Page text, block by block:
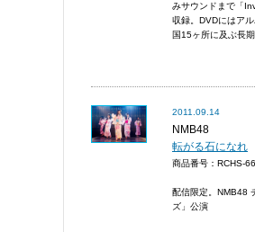
みサウンドまで「
収録。DVDにはア
国15ヶ所に及ぶ長
2011.09.14
NMB48
転がる石になれ
商品番号：RCHS-
配信限定。NMB48
ズ」公演